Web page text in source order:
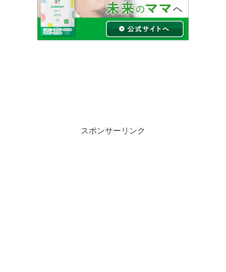
スポンサーリンク